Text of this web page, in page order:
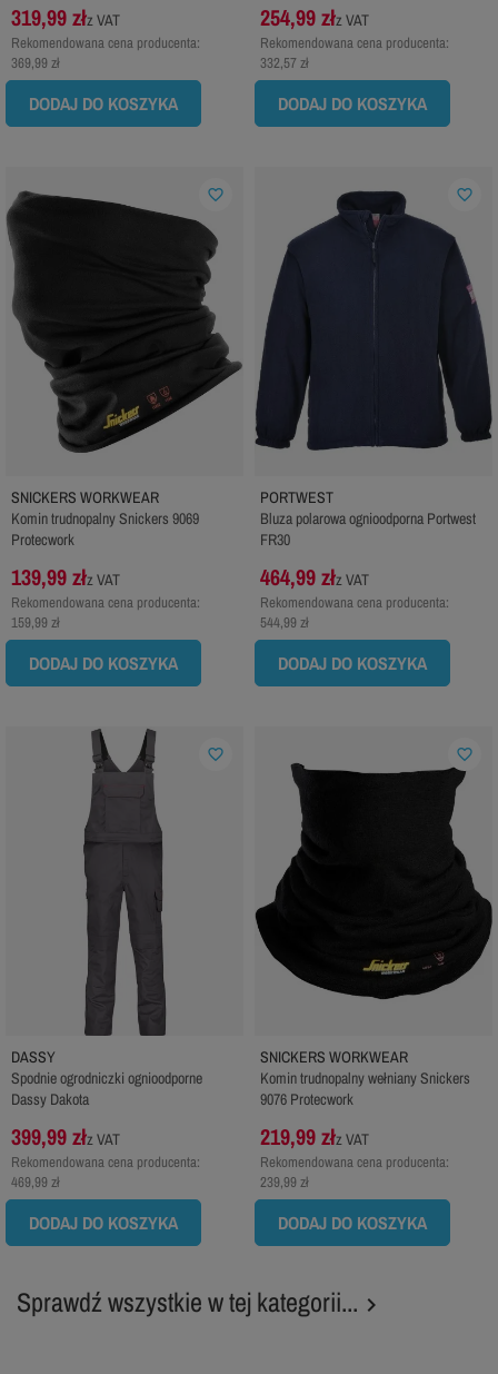
319,99 złz VAT
Rekomendowana cena producenta:
369,99 zł
DODAJ DO KOSZYKA
254,99 złz VAT
Rekomendowana cena producenta:
332,57 zł
DODAJ DO KOSZYKA
SNICKERS WORKWEAR
Komin trudnopalny Snickers 9069
Protecwork
139,99 złz VAT
Rekomendowana cena producenta:
159,99 zł
DODAJ DO KOSZYKA
favorite_border
PORTWEST
Bluza polarowa ognioodporna Portwest
FR30
464,99 złz VAT
Rekomendowana cena producenta:
544,99 zł
DODAJ DO KOSZYKA
favorite_border
DASSY
Spodnie ogrodniczki ognioodporne
Dassy Dakota
399,99 złz VAT
Rekomendowana cena producenta:
469,99 zł
DODAJ DO KOSZYKA
favorite_border
SNICKERS WORKWEAR
Komin trudnopalny wełniany Snickers
9076 Protecwork
219,99 złz VAT
Rekomendowana cena producenta:
239,99 zł
DODAJ DO KOSZYKA
favorite_border
Sprawdź wszystkie w tej kategorii... 